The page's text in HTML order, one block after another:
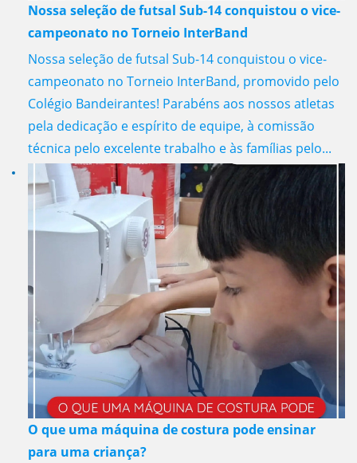
Nossa seleção de futsal Sub-14 conquistou o vice-
campeonato no Torneio InterBand
Nossa seleção de futsal Sub-14 conquistou o vice-
campeonato no Torneio InterBand, promovido pelo
Colégio Bandeirantes! Parabéns aos nossos atletas
pela dedicação e espírito de equipe, à comissão
técnica pelo excelente trabalho e às famílias pelo...
O que uma máquina de costura pode ensinar
para uma criança?